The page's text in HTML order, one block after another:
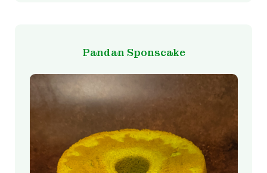
meerdere
variaties.
Deze
kan
worden
op
de
productpagina
Pandan Sponscake